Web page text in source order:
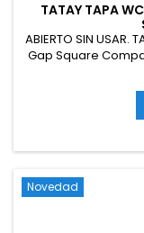
TATAY TAPA
ABIERTO SIN
Gap Square
Inodoros
Bacterias |
Novedad